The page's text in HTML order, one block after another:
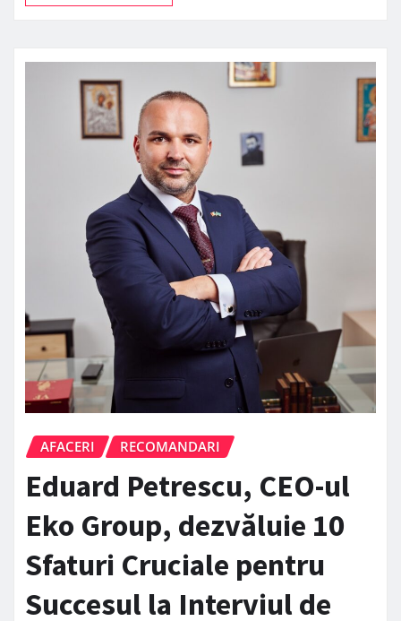
AFACERI RECOMANDARI
Eduard Petrescu, CEO-ul
Eko Group, dezvăluie 10
Sfaturi Cruciale pentru
Succesul la Interviul de